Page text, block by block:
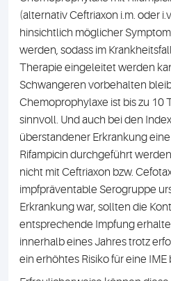
(alternativ Ceftriaxon i.m. oder
hinsichtlich möglicher
werden, sodass im
Therapie eingeleitet werden
Schwangeren vorbehalten
Chemoprophylaxe ist bis zu 10
sinnvoll. Und auch bei den
überstandener Erkrankung
Rifampicin durchgeführt
nicht mit Ceftriaxon bzw.
impfpräventable Serogruppe
Erkrankung war, sollten die
entsprechende Impfung
innerhalb eines Jahres trotz
ein erhöhtes Risiko für eine IME